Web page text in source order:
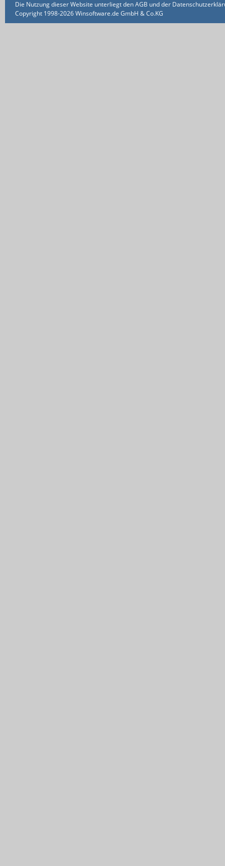
Die Nutzung dieser Website unterliegt den AGB und der
Copyright 1998-2026 Winsoftware.de GmbH & Co.KG